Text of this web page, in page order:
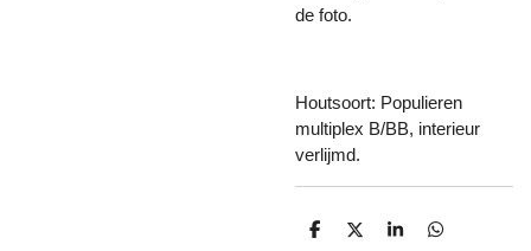
de foto.
Houtsoort: Populieren
multiplex B/BB, interieur
verlijmd.
D
D
S
D